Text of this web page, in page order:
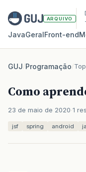
ARQUIVO
JavaGeralFront‑end
GUJ/Programação/
Como
23 de maio de 2020 1
jsf spring android